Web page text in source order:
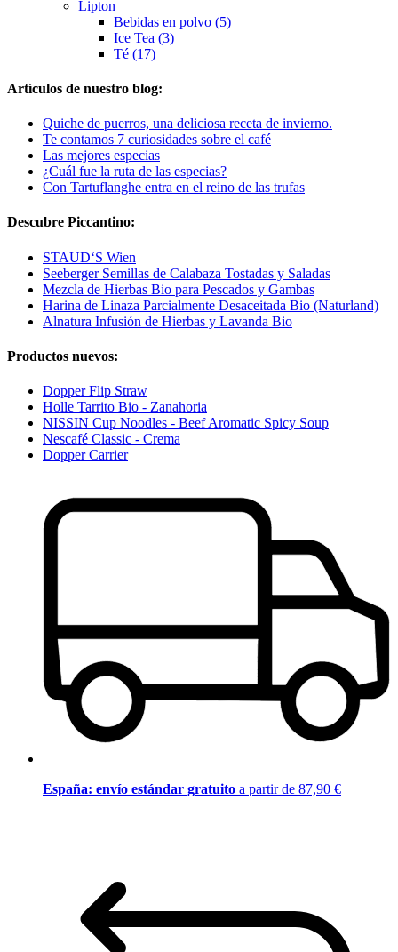
Lipton
Bebidas en polvo (5)
Ice Tea (3)
Té (17)
Artículos de nuestro blog:
Quiche de puerros, una deliciosa receta de invierno.
Te contamos 7 curiosidades sobre el café
Las mejores especias
¿Cuál fue la ruta de las especias?
Con Tartuflanghe entra en el reino de las trufas
Descubre Piccantino:
STAUD‘S Wien
Seeberger Semillas de Calabaza Tostadas y Saladas
Mezcla de Hierbas Bio para Pescados y Gambas
Harina de Linaza Parcialmente Desaceitada Bio (Naturland)
Alnatura Infusión de Hierbas y Lavanda Bio
Productos nuevos:
Dopper Flip Straw
Holle Tarrito Bio - Zanahoria
NISSIN Cup Noodles - Beef Aromatic Spicy Soup
Nescafé Classic - Crema
Dopper Carrier
España: envío estándar gratuito a partir de 87,90 €